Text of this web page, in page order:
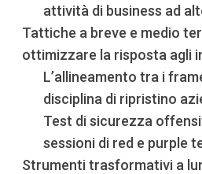
attività di business ad
Tattiche a breve e medio
ottimizzare la risposta agli
L’allineamento tra i
disciplina di ripristino
Test di sicurezza
sessioni di red e purple
Strumenti trasformativi a